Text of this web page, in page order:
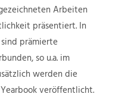
Arbeiten
präsentiert. In
prämierte
so u.a. im
werden die